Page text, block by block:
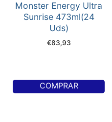
Monster Energy Ultra
Sunrise 473ml(24
Uds)
€83,93
COMPRAR